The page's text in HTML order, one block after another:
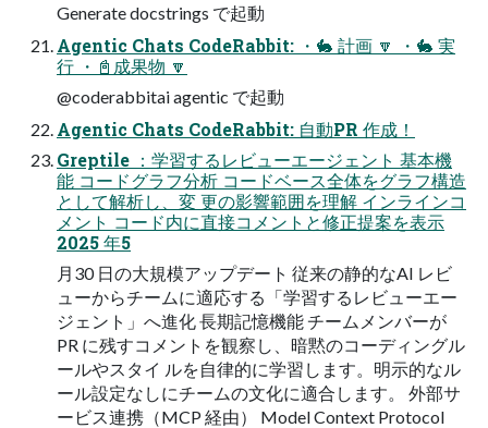
Generate docstrings で起動
Agentic Chats CodeRabbit: ・🐇 計画 🔽 ・🐇 実
行 ・📓成果物 🔽
@coderabbitai agentic で起動
Agentic Chats CodeRabbit: 自動PR 作成！
Greptile ：学習するレビューエージェント 基本機
能 コードグラフ分析 コードベース全体をグラフ構造
として解析し、変 更の影響範囲を理解 インラインコ
メント コード内に直接コメントと修正提案を表示
2025 年5
月30 日の大規模アップデート 従来の静的なAI レビ
ューからチームに適応する「学習するレビューエー
ジェント」へ進化 長期記憶機能 チームメンバーが
PR に残すコメントを観察し、暗黙のコーディングル
ールやスタイ ルを自律的に学習します。明示的なル
ール設定なしにチームの文化に適合します。 外部サ
ービス連携（MCP 経由） Model Context Protocol